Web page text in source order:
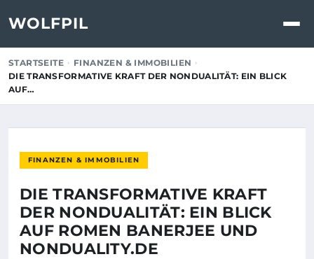
WOLFPIL
STARTSEITE
FINANZEN & IMMOBILIEN
DIE TRANSFORMATIVE KRAFT DER NONDUALITÄT: EIN BLICK
AUF…
FINANZEN & IMMOBILIEN
DIE TRANSFORMATIVE KRAFT
DER NONDUALITÄT: EIN BLICK
AUF ROMEN BANERJEE UND
NONDUALITY.DE